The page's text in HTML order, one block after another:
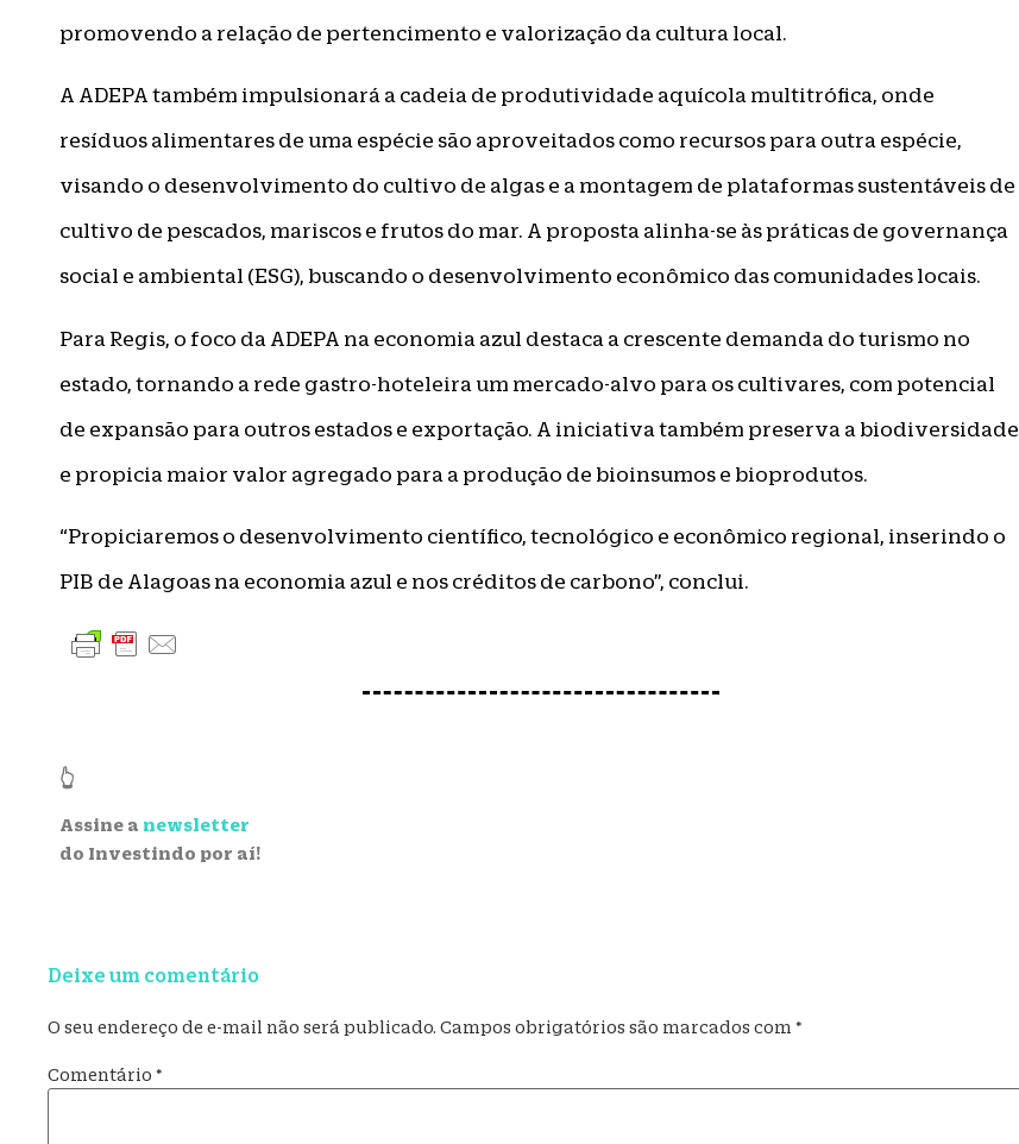
promovendo a relação de pertencimento e valorização da cultura local.
A ADEPA também impulsionará a cadeia de produtividade aquícola multitrófica, onde
resíduos alimentares de uma espécie são aproveitados como recursos para outra espécie,
visando o desenvolvimento do cultivo de algas e a montagem de plataformas sustentáveis de
cultivo de pescados, mariscos e frutos do mar. A proposta alinha-se às práticas de governança
social e ambiental (ESG), buscando o desenvolvimento econômico das comunidades locais.
Para Regis, o foco da ADEPA na economia azul destaca a crescente demanda do turismo no
estado, tornando a rede gastro-hoteleira um mercado-alvo para os cultivares, com potencial
de expansão para outros estados e exportação. A iniciativa também preserva a biodiversidade
e propicia maior valor agregado para a produção de bioinsumos e bioprodutos.
“Propiciaremos o desenvolvimento científico, tecnológico e econômico regional, inserindo o
PIB de Alagoas na economia azul e nos créditos de carbono”, conclui.
👆
Assine a newsletter
do Investindo por aí!
Deixe um comentário
O seu endereço de e-mail não será publicado. Campos obrigatórios são marcados com *
Comentário *